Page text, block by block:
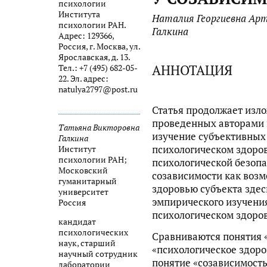
психологии
Института
психологии РАН.
Адрес: 129366,
Россия, г. Москва, ул.
Ярославская, д. 13.
Тел.: +7 (495) 682-05-
22. Эл. адрес:
natulya2797@post.ru
Татьяна Викторовна
Галкина
Институт
психологии РАН;
Московский
гуманитарный
университет
Россия
кандидат
психологических
наук, старший
научный сотрудник
лаборатории
Наталия Георгиевна
Галкина
АННОТАЦИЯ
Статья продолжает
проведенных
изучение
психологическом
психологической
созависимости как
здоровью субъекта
эмпирического
психологическом
Сравниваются понятия
«психологическое
понятие